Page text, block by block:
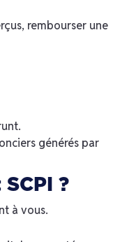
rembourser une
générés par
?
à vous.